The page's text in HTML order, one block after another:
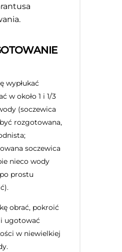
wypłukać
w około 1 i 1/3
(soczewica
rozgotowana,
soczewica
nieco wody
prostu
obrać, pokroić
ugotować
w niewielkiej